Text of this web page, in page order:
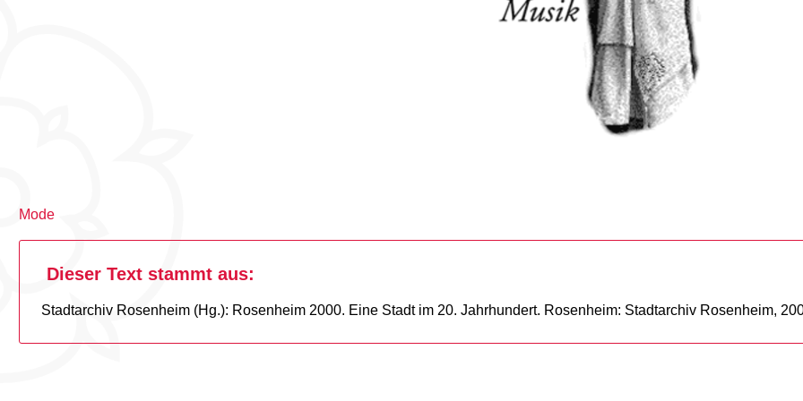
Mode
Dieser Text stammt aus:
Stadtarchiv Rosenheim (Hg.): Rosenheim 2000. Eine Stadt im 20. Jahrhundert. Rosenheim: Stadtarchiv Rosenheim,